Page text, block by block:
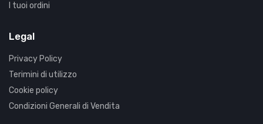
I tuoi ordini
Legal
Privacy Policy
Terimini di utilizzo
Cookie policy
Condizioni Generali di Vendita